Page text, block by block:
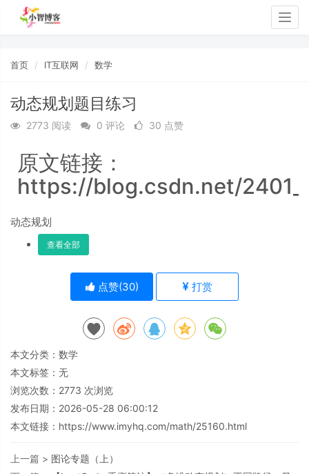
首页 IT互联网 数学
动态规划题目练习
2773 阅读 0 评论 30 点赞
原文链接：
https://blog.csdn.net/
动态规划
查看全部
点赞(30) 打赏
本文分类： 数学
本文标签：无
浏览次数： 2773 次浏览
发布日期：2026-05-28 06:00:12
本文链接： https://www.imyhq.com/math/25160.html
上一篇 > 图论专题（上）